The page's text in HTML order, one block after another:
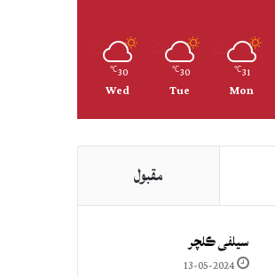
31
℃
Mon
30
℃
Tue
30
℃
Wed
مقبول
سيلفي ڪلچر
13-05-2024